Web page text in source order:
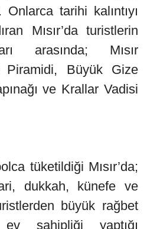
tarihi kalıntıyı
Mısır’da turistlerin
arasında; Mısır
Piramidi, Büyük Gize
ve Krallar Vadisi
tüketildiği Mısır’da;
dukkah, künefe ve
büyük rağbet
ev sahipliği yaptığı